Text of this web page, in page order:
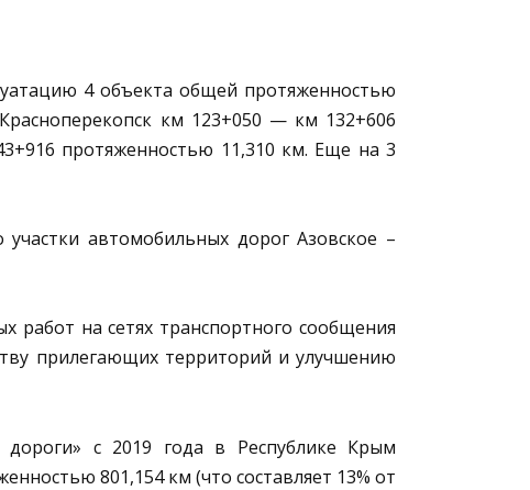
4 объекта общей протяженностью
км 123+050 — км 132+606
протяженностью 11,310 км. Еще на 3
автомобильных дорог Азовское –
на сетях транспортного сообщения
прилегающих территорий и улучшению
с 2019 года в Республике Крым
801,154 км (что составляет 13% от